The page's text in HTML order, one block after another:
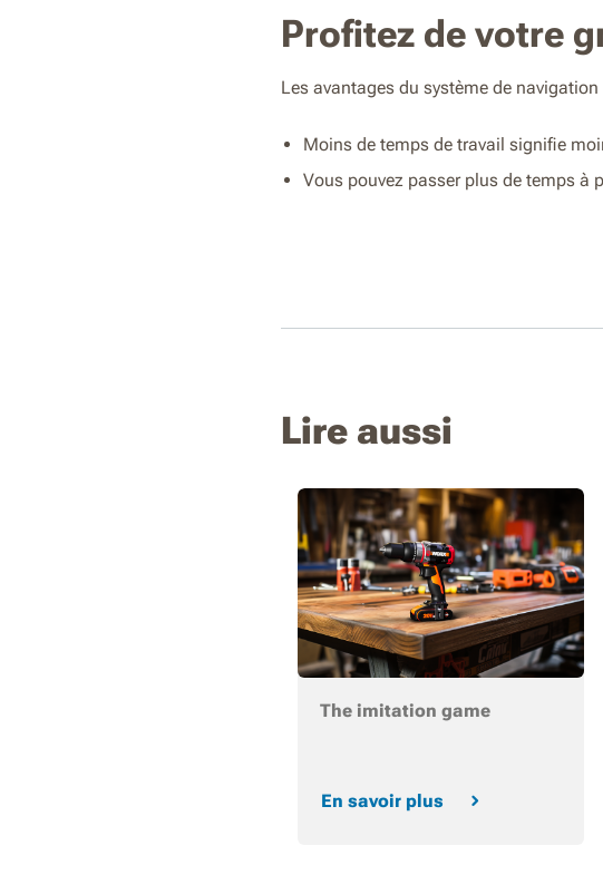
Profitez de votre
Les avantages du système de
Moins de temps de travail signifie
Vous pouvez passer plus de temps à
Lire aussi
The imitation game
En savoir plus